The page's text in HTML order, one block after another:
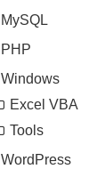
MySQL
PHP
Windows
Excel VBA
Tools
WordPress